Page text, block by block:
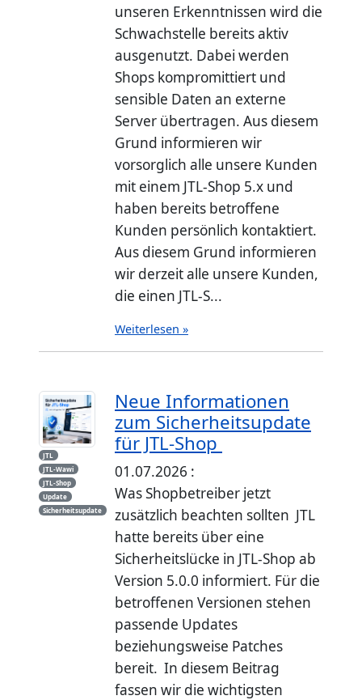
unseren Erkenntnissen wird die
Schwachstelle bereits aktiv
ausgenutzt. Dabei werden
Shops kompromittiert und
sensible Daten an externe
Server übertragen. Aus diesem
Grund informieren wir
vorsorglich alle unsere Kunden
mit einem JTL-Shop 5.x und
haben bereits betroffene
Kunden persönlich kontaktiert.
Aus diesem Grund informieren
wir derzeit alle unsere Kunden,
die einen JTL-S...
Weiterlesen »
JTL
JTL-Wawi
JTL-Shop
Update
Sicherheitsupdate
Neue Informationen
zum Sicherheitsupdate
für JTL-Shop
01.07.2026 :
Was Shopbetreiber jetzt
zusätzlich beachten sollten JTL
hatte bereits über eine
Sicherheitslücke in JTL-Shop ab
Version 5.0.0 informiert. Für die
betroffenen Versionen stehen
passende Updates
beziehungsweise Patches
bereit. In diesem Beitrag
fassen wir die wichtigsten